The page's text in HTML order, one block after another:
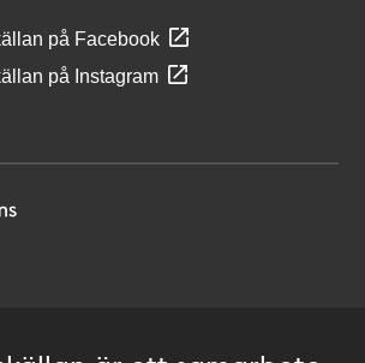
på Facebook
på Instagram